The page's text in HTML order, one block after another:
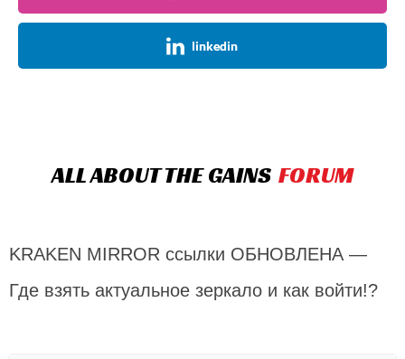
linkedin
ALL ABOUT THE GAINS FORUM
KRAKEN MIRROR ссылки ОБНОВЛЕНА —
Где взять актуальное зеркало и как войти!?